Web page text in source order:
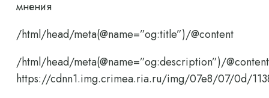
мнения
/html/head/meta(@name=”og:title”)/@content
/html/head/meta(@name=”og:description”)/@content
https://cdnn1.img.crimea.ria.ru/img/07e8/07/0d/